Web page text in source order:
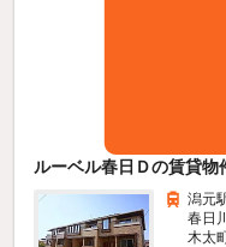
ルーベル春日Ｄの賃貸物
潟元
春日
木太